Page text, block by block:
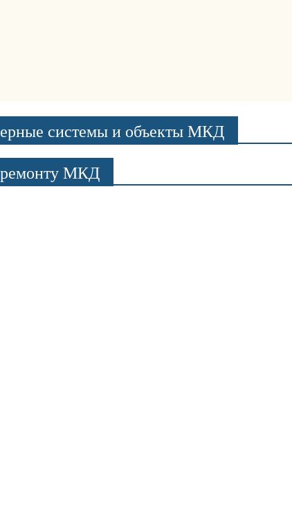
системы и объекты МКД
ремонту МКД